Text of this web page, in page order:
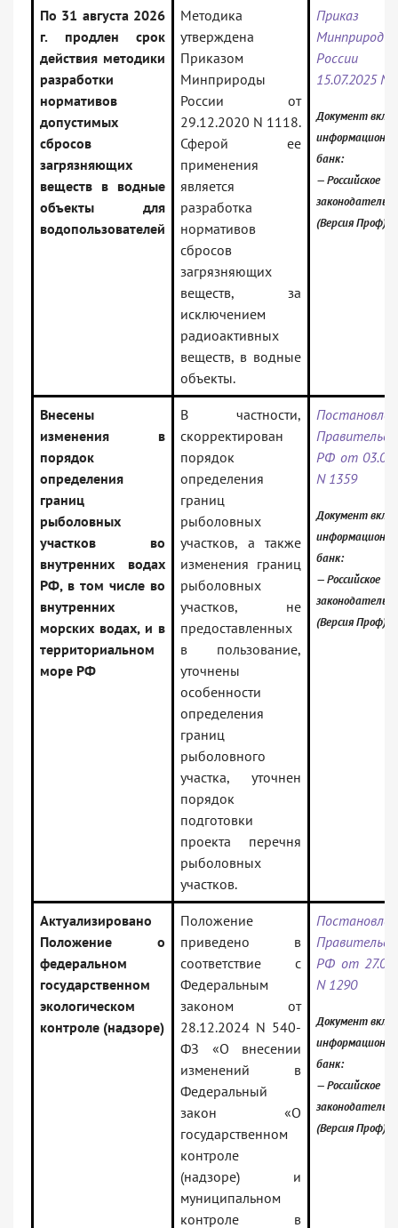
По 31 августа 2026
г. продлен срок
действия методики
разработки
нормативов
допустимых
сбросов
загрязняющих
веществ в водные
объекты для
водопользователей
Методика
утверждена
Приказом
Минприроды
России от
29.12.2020 N 1118.
Сферой ее
применения
является
разработка
нормативов
сбросов
загрязняющих
веществ, за
исключением
радиоактивных
веществ, в водные
объекты.
Приказ
Минприроды
России
15.07.2025 N
Документ
банк:
— Российское
(Версия Проф)
Внесены
изменения в
порядок
определения
границ
рыболовных
участков во
внутренних водах
РФ, в том числе во
внутренних
морских водах, и в
территориальном
море РФ
В частности,
скорректирован
порядок
определения
границ
рыболовных
участков, а также
изменения границ
рыболовных
участков, не
предоставленных
в пользование,
уточнены
особенности
определения
границ
рыболовного
участка, уточнен
порядок
подготовки
проекта перечня
рыболовных
участков.
РФ от
N 1359
Документ
банк:
— Российское
(Версия Проф)
Актуализировано
Положение о
федеральном
государственном
экологическом
контроле (надзоре)
Положение
приведено в
соответствие с
Федеральным
законом от
28.12.2024 N 540-
ФЗ «О внесении
изменений в
Федеральный
закон «О
государственном
контроле
(надзоре) и
муниципальном
контроле в
РФ от
N 1290
Документ
банк:
— Российское
(Версия Проф)